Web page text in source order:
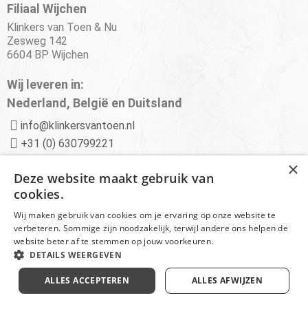
Filiaal Wijchen
Klinkers van Toen & Nu
Zesweg 142
6604 BP Wijchen
Wij leveren in:
Nederland, België en Duitsland
info@klinkersvantoen.nl
+31 (0) 630799221
Advies van experts
Deskundige klantenservice
Scherpe prijzen en aanbiedingen
© Klinkersvantoen.nl - Disclaimer
×
Deze website maakt gebruik van
cookies.
Wij maken gebruik van cookies om je ervaring op onze website te
verbeteren. Sommige zijn noodzakelijk, terwijl andere ons helpen de
website beter af te stemmen op jouw voorkeuren.
DETAILS WEERGEVEN
ALLES ACCEPTEREN ALLES AFWIJZEN